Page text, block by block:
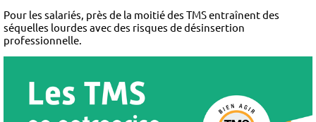
Pour les salariés, près de la moitié des TMS entraînent des
séquelles lourdes avec des risques de désinsertion
professionnelle.